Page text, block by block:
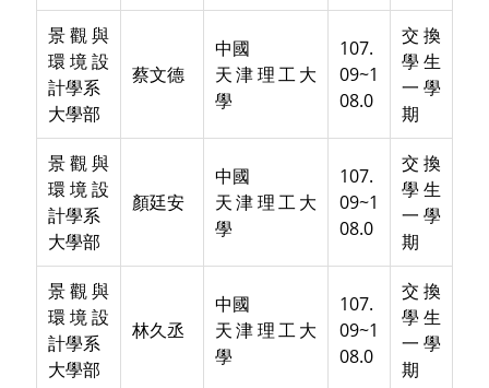
景觀與
環境設
計學系
大學部
蔡文德
中國
天津理工大
學
107.
09~1
08.0
交換
學生
一學
期
景觀與
環境設
計學系
大學部
顏廷安
中國
天津理工大
學
107.
09~1
08.0
交換
學生
一學
期
景觀與
環境設
計學系
大學部
林久丞
中國
天津理工大
學
107.
09~1
08.0
交換
學生
一學
期